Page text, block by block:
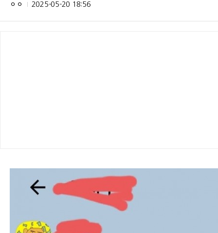
ㅇㅇ 2025-05-20 18:56